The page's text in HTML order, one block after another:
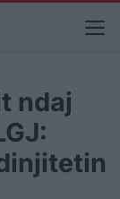
ndaj